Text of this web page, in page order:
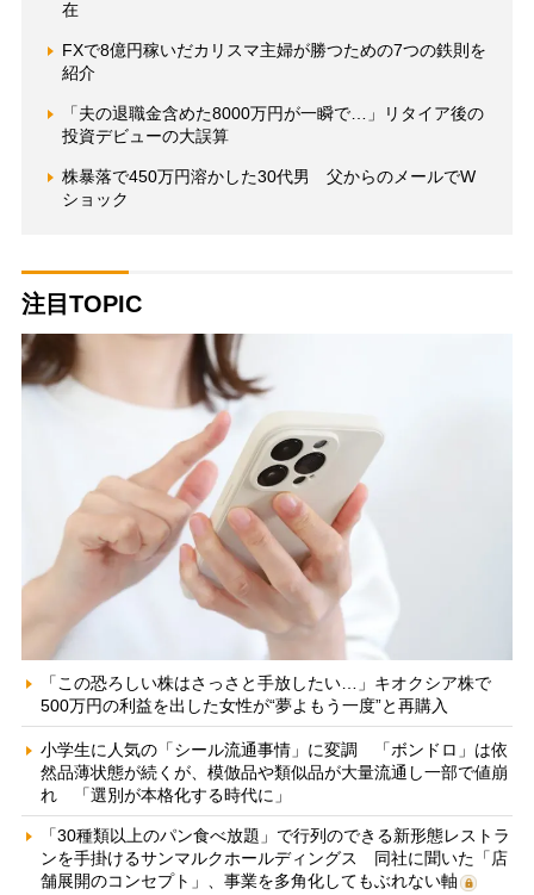
在
FXで8億円稼いだカリスマ主婦が勝つための7つの鉄則を
紹介
「夫の退職金含めた8000万円が一瞬で…」リタイア後の
投資デビューの大誤算
株暴落で450万円溶かした30代男 父からのメールでW
ショック
注目TOPIC
「この恐ろしい株はさっさと手放したい…」キオクシア株で
500万円の利益を出した女性が“夢よもう一度”と再購入
小学生に人気の「シール流通事情」に変調 「ボンドロ」は依
然品薄状態が続くが、模倣品や類似品が大量流通し一部で値崩
れ 「選別が本格化する時代に」
「30種類以上のパン食べ放題」で行列のできる新形態レストラ
ンを手掛けるサンマルクホールディングス 同社に聞いた「店
舗展開のコンセプト」、事業を多角化してもぶれない軸